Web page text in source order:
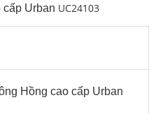
cấp Urban UC24103
Hồng cao cấp Urban